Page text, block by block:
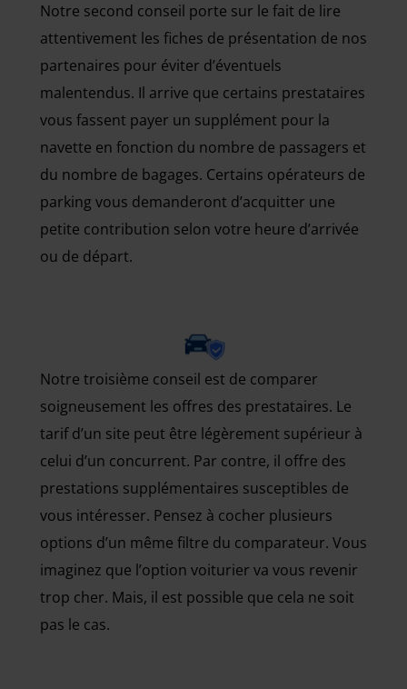
Notre second conseil porte sur le fait de lire
attentivement les fiches de présentation de nos
partenaires pour éviter d’éventuels
malentendus. Il arrive que certains prestataires
vous fassent payer un supplément pour la
navette en fonction du nombre de passagers et
du nombre de bagages. Certains opérateurs de
parking vous demanderont d’acquitter une
petite contribution selon votre heure d’arrivée
ou de départ.
Notre troisième conseil est de comparer
soigneusement les offres des prestataires. Le
tarif d’un site peut être légèrement supérieur à
celui d’un concurrent. Par contre, il offre des
prestations supplémentaires susceptibles de
vous intéresser. Pensez à cocher plusieurs
options d’un même filtre du comparateur. Vous
imaginez que l’option voiturier va vous revenir
trop cher. Mais, il est possible que cela ne soit
pas le cas.